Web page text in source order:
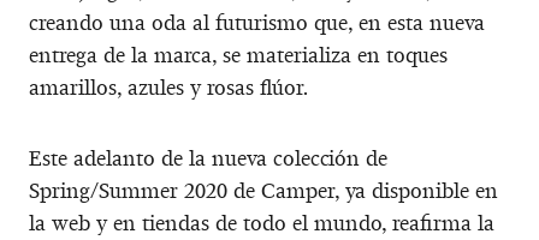
creando una oda al futurismo que, en esta nueva
entrega de la marca, se materializa en toques
amarillos, azules y rosas flúor.
Este adelanto de la nueva colección de
Spring/Summer 2020 de Camper, ya disponible en
la web y en tiendas de todo el mundo, reafirma la